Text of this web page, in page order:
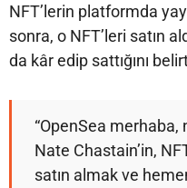
NFT’lerin platformda
sonra, o NFT’leri satın
da kâr edip sattığını
“OpenSea
Nate Chastain’in,
satın almak ve